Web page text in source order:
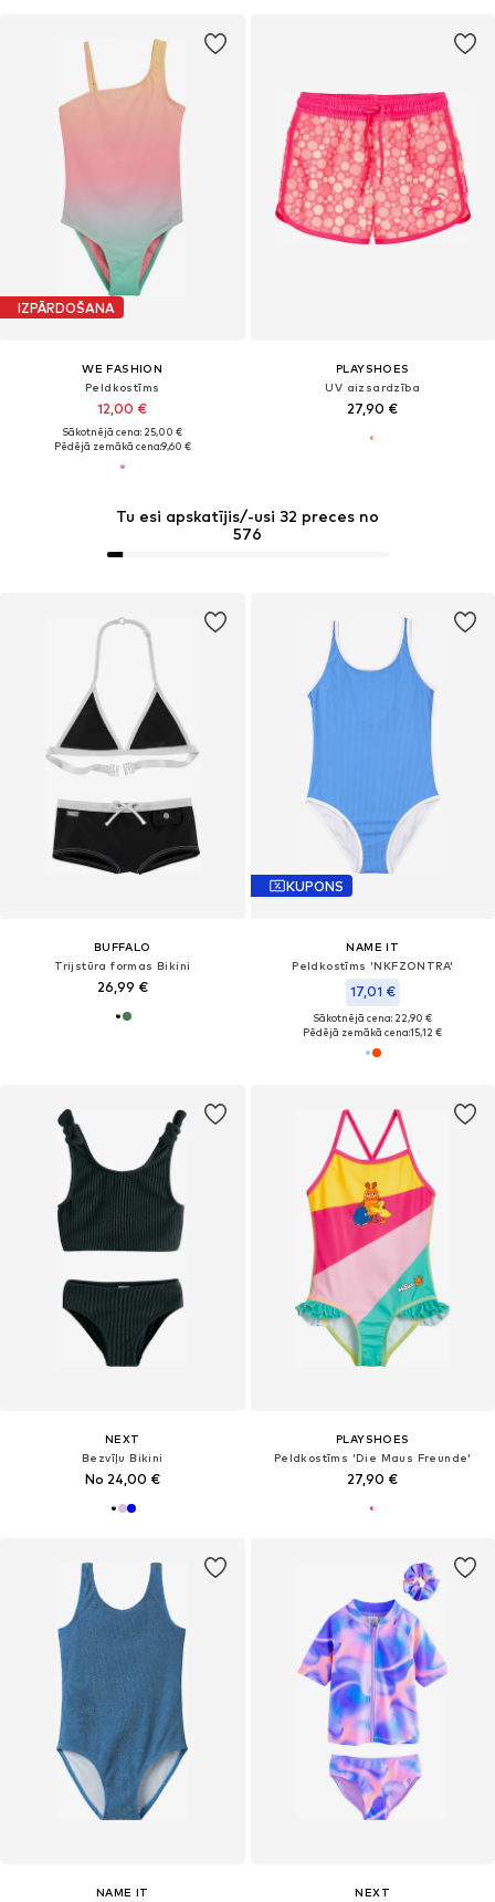
IZPĀRDOŠANA
WE FASHION
Peldkostīms
12,00 €
Sākotnējā cena: 25,00 €
Pēdējā zemākā cena:9,60 €
PLAYSHOES
UV aizsardzība
27,90 €
BUFFALO
Trijstūra formas Bikini
26,99 €
Tu esi apskatījis/-usi 32 preces no
576
KUPONS
NAME IT
Peldkostīms 'NKFZONTRA'
17,01 €
Sākotnējā cena: 22,90 €
Pēdējā zemākā cena:15,12 €
NEXT
Bezvīļu Bikini
No 24,00 €
PLAYSHOES
Peldkostīms 'Die Maus Freunde'
27,90 €
NAME IT
NEXT